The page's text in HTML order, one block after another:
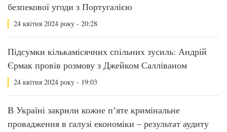
безпекової угоди з Португалією
24 квітня 2024 року - 20:28
Підсумки кількамісячних спільних зусиль: Андрій
Єрмак провів розмову з Джейком Салліваном
24 квітня 2024 року - 19:03
В Україні закрили кожне пʼяте кримінальне
провадження в галузі економіки – результат аудиту